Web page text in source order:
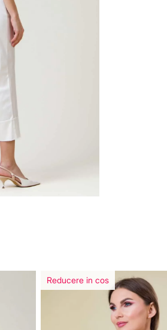
Reducere in cos